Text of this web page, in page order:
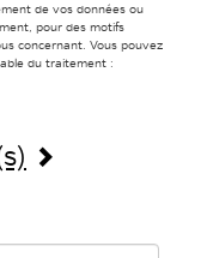
de vos données ou
pour des motifs
concernant. Vous pouvez
du traitement :